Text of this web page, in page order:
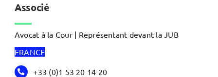
Associé
Avocat à la Cour | Représentant devant la JUB
FRANCE
+33 (0)1 53 20 14 20